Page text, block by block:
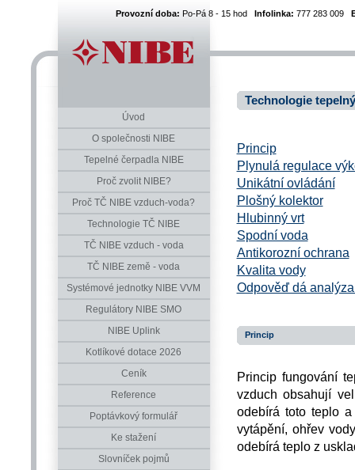
Provozní doba: Po-Pá 8 - 15 hod Infolinka: 777 283 009
Úvod
O společnosti NIBE
Tepelné čerpadla NIBE
Proč zvolit NIBE?
Proč TČ NIBE vzduch-voda?
Technologie TČ NIBE
TČ NIBE vzduch - voda
TČ NIBE země - voda
Systémové jednotky NIBE VVM
Regulátory NIBE SMO
NIBE Uplink
Kotlíkové dotace 2026
Ceník
Reference
Poptávkový formulář
Ke stažení
Slovníček pojmů
Technologie
Princip
Plynulá regulace
Unikátní ovládání
Plošný kolektor
Hlubinný vrt
Spodní voda
Antikorozní ochrana
Kvalita vody
Odpověď dá
Princip
Princip fungování
vzduch obsahují
odebírá toto teplo
vytápění, ohřev
odebírá teplo z